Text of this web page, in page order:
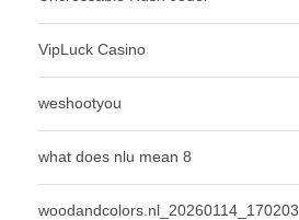
VipLuck Casino
weshootyou
what does nlu mean 8
woodandcolors.nl_20260114_170203